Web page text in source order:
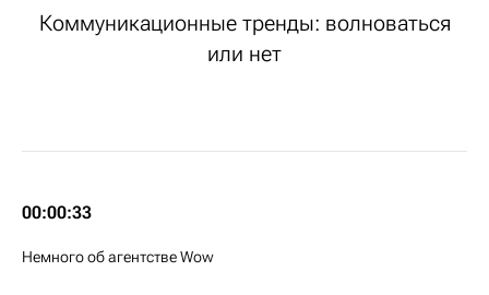
Коммуникационные тренды: волноваться
или нет
00:00:33
Немного об агентстве Wow